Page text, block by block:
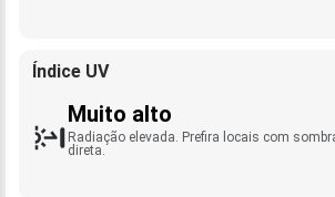
Índice UV
Muito alto
Radiação elevada. Prefira locais com
direta.